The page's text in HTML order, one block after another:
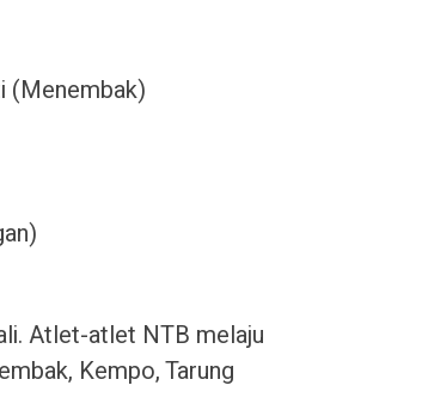
(Menembak)
Atlet-atlet NTB melaju
Kempo, Tarung